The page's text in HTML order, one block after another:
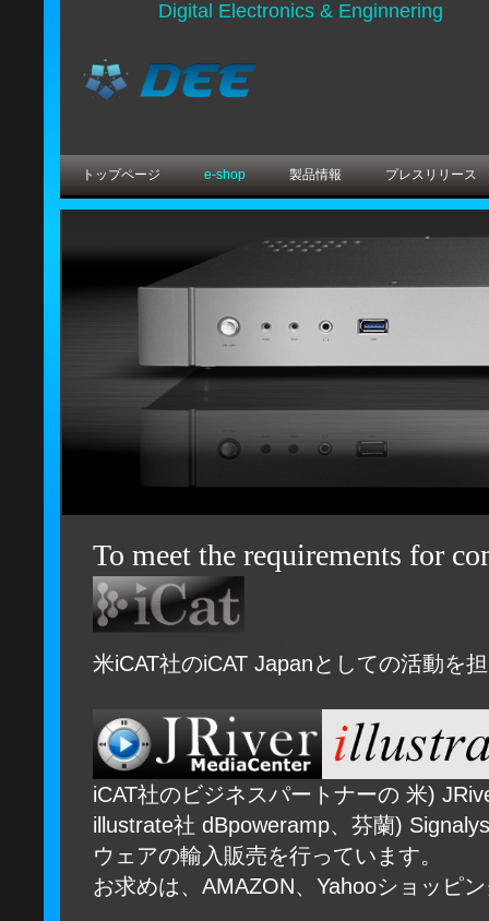
Digital Electronics & Enginnering
To meet the requirements for
米iCAT社のiCAT Japanとしての活動を
iCAT社のビジネスパートナーの 米)
illustrate社 dBpoweramp、芬蘭)
ウェアの輸入販売を行っています。
お求めは、AMAZON、Yahooショッピ
トップページ e-shop 製品情報 プレスリリース